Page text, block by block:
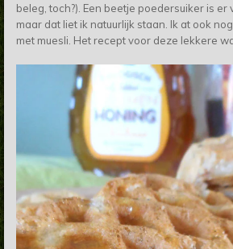
beleg, toch?). Een beetje poedersuiker is er
maar dat liet ik natuurlijk staan. Ik at ook
met muesli. Het recept voor deze lekkere